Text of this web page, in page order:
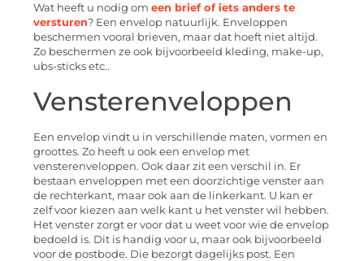
Wat heeft u nodig om een brief of iets anders te
versturen? Een envelop natuurlijk. Enveloppen
beschermen vooral brieven, maar dat hoeft niet altijd.
Zo beschermen ze ook bijvoorbeeld kleding, make-up,
ubs-sticks etc..
Vensterenveloppen
Een envelop vindt u in verschillende maten, vormen en
groottes. Zo heeft u ook een envelop met
vensterenveloppen. Ook daar zit een verschil in. Er
bestaan enveloppen met een doorzichtige venster aan
de rechterkant, maar ook aan de linkerkant. U kan er
zelf voor kiezen aan welk kant u het venster wil hebben.
Het venster zorgt er voor dat u weet voor wie de envelop
bedoeld is. Dit is handig voor u, maar ook bijvoorbeeld
voor de postbode. Die bezorgt dagelijks post. Een